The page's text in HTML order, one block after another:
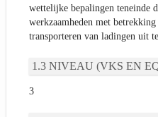
wettelijke bepalingen teneinde
werkzaamheden met
transporteren van ladingen uit
NIVEAU (VKS EN
3